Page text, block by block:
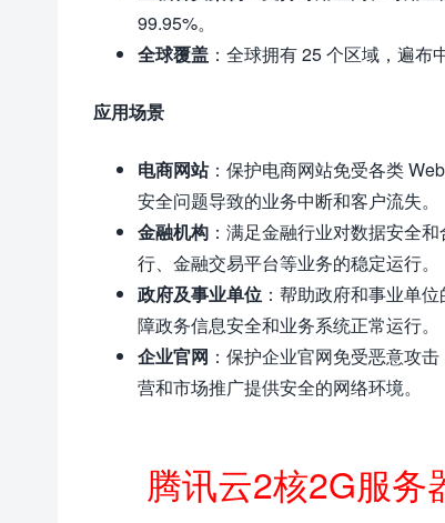
99.95%。
全球覆盖 ：全球拥有 25 个区域，遍布
应用场景
电商网站：保护电商网站免受各类
安全问题导致的业务中断和客户流失。
金融机构 ：满足金融行业对数据安全
行、金融交易平台等业务的稳定运行。
政府及事业单位 ：帮助政府和事业单
障政务信息安全和业务系统正常运行。
企业官网 ：保护企业官网免受恶意攻
营和市场推广提供安全的网络环境。
腾讯云2核2G服务